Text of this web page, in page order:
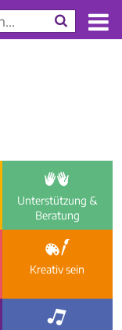
e
Unterstützung &
Beratung
h
Kreativ sein
b